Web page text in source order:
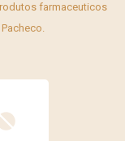
farmaceuticos